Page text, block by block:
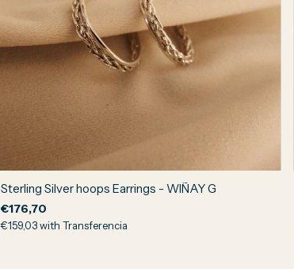
Sterling Silver hoops Earrings - WIÑAY G
€176,70
€159,03with Transferencia